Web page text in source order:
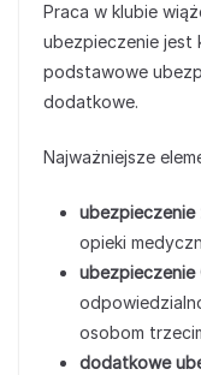
Praca w klubie
ubezpieczenie jest
podstawowe
dodatkowe.
Najważniejsze
opieki
ubezpieczenie
osobom
dodatkowe